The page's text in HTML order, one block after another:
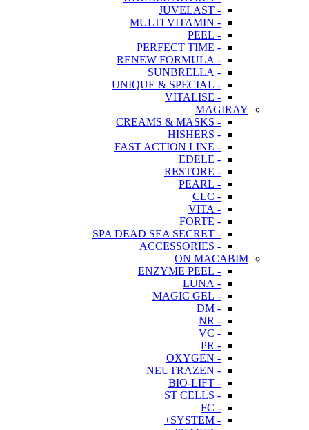
- JUVELAST
- MULTI VITAMIN
- PEEL
- PERFECT TIME
- RENEW FORMULA
- SUNBRELLA
- UNIQUE & SPECIAL
- VITALISE
MAGIRAY
- CREAMS & MASKS
- HISHERS
- FAST ACTION LINE
- EDELE
- RESTORE
- PEARL
- CLC
- VITA
- FORTE
- SPA DEAD SEA SECRET
- ACCESSORIES
ON MACABIM
- ENZYME PEEL
- LUNA
- MAGIC GEL
- DM
- NR
- VC
- PR
- OXYGEN
- NEUTRAZEN
- BIO-LIFT
- ST CELLS
- FC
- SYSTEM+